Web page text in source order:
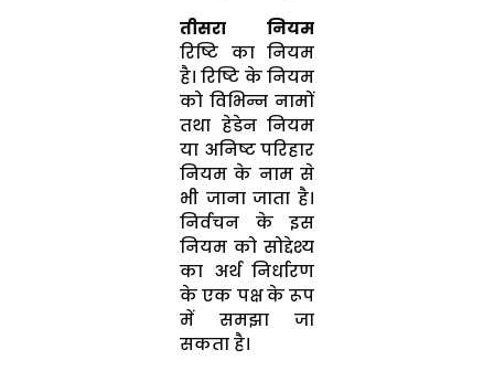
तीसरा नियम
रिष्टि का नियम
है। रिष्टि के नियम
को विभिन्न नामों
तथा हेडेन नियम
या अनिष्ट परिहार
नियम के नाम से
भी जाना जाता है।
निर्वचन के इस
नियम को सोद्देश्य
का अर्थ निर्धारण
के एक पक्ष के रूप
में समझा जा
सकता है।